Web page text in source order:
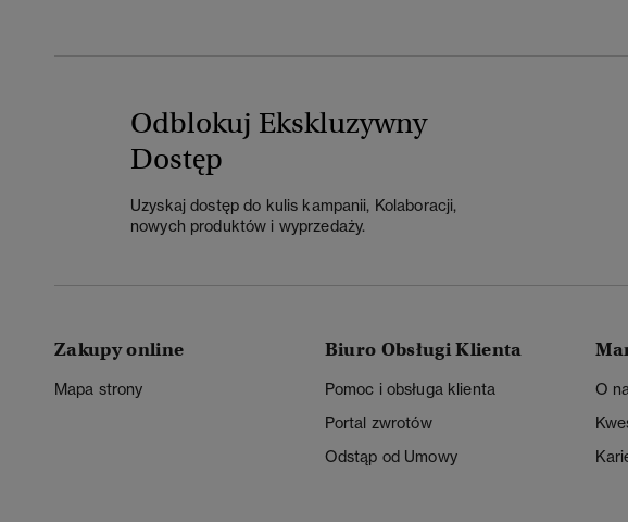
Odblokuj Ekskluzywny
Dostęp
Uzyskaj dostęp do kulis kampanii, Kolaboracji,
nowych produktów i wyprzedaży.
Zakupy online
Mapa strony
Biuro Obsługi Klienta
Pomoc i obsługa klienta
Portal zwrotów
Odstąp od Umowy
O